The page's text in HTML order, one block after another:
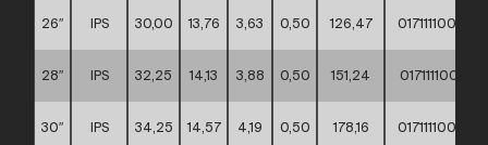
26″ IPS 30,00 13,76 3,63 0,50 126,47
28″ IPS 32,25 14,13 3,88 0,50 151,24
30″ IPS 34,25 14,57 4,19 0,50 178,16